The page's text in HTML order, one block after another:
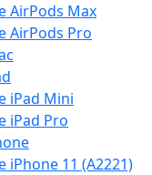
AirPods Max
AirPods Pro
iPad Mini
iPad Pro
iPhone 11 (A2221)